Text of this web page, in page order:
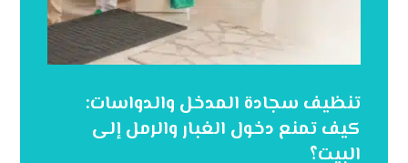
تنظيف سجادة المدخل والدواسات:
كيف تمنع دخول الغبار والرمل إلى
البيت؟